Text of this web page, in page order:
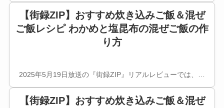
【街録ZIP】おすすめ炊き込みご飯＆混ぜ
ご飯レシピ わかめと塩昆布の混ぜご飯の作
り方
2025年5月19日放送の『街録ZIP』リアルレビューでは、…
【街録ZIP】おすすめ炊き込みご飯＆混ぜ